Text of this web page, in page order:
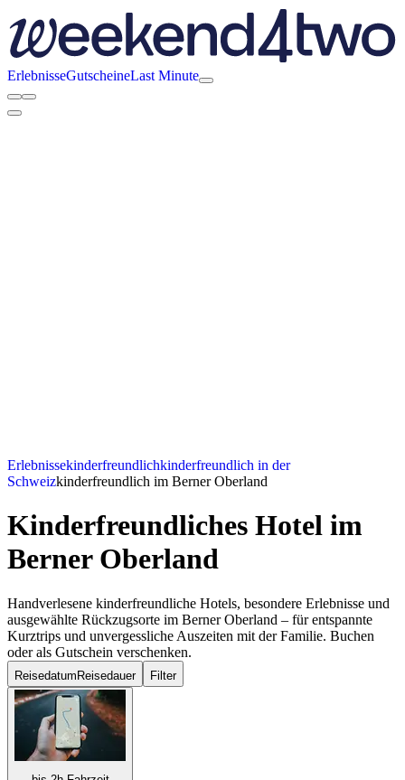
ErlebnisseGutscheineLast Minute
Erlebnissekinderfreundlichkinderfreundlich in der
Schweizkinderfreundlich im Berner Oberland
Kinderfreundliches Hotel im
Berner Oberland
Handverlesene kinderfreundliche Hotels, besondere Erlebnisse und
ausgewählte Rückzugsorte im Berner Oberland – für entspannte
Kurztrips und unvergessliche Auszeiten mit der Familie. Buchen
oder als Gutschein verschenken.
Reisedatum Reisedauer Filter